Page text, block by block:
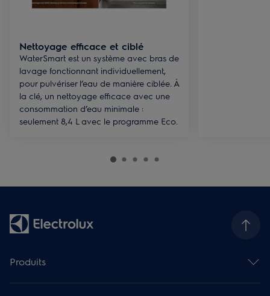
Nettoyage efficace et ciblé
WaterSmart est un système avec bras de
lavage fonctionnant individuellement,
pour pulvériser l’eau de manière ciblée. À
la clé, un nettoyage efficace avec une
consommation d’eau minimale :
seulement 8,4 L avec le programme Eco.
Produits